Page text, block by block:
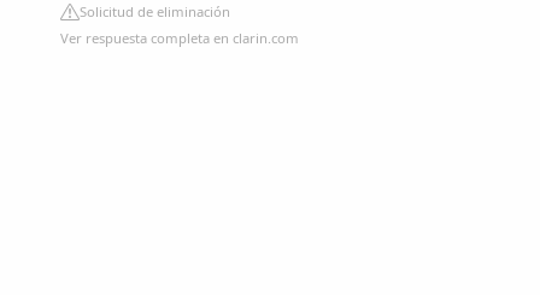
Solicitud de eliminación
Ver respuesta completa en clarin.com